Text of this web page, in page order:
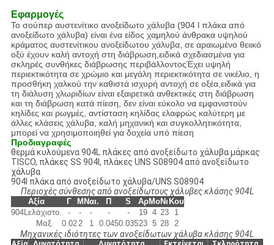
Εφαρμογές
Το σούπερ αυστενίτικο ανοξείδωτο χάλυβα (904 l πλάκα από
ανοξείδωτο χάλυβα) είναι ένα είδος χαμηλού άνθρακα υψηλού
κράματος αυστενίτικου ανοξείδωτου χάλυβα, σε αραιωμένο θειικό
οξύ έχουν καλή αντοχή στη διάβρωση,ειδικά σχεδιασμένα για
σκληρές συνθήκες διάβρωσης περιβάλλοντοςΈχει υψηλή
περιεκτικότητα σε χρώμιο και μεγάλη περιεκτικότητα σε νικέλιο, η
προσθήκη χαλκού την καθιστά ισχυρή αντοχή σε οξέα,ειδικά για
τη διάλυση χλωριδίων είναι εξαιρετικά ανθεκτικές στη διάβρωση
και τη διάβρωση κατά πίεση, δεν είναι εύκολο να εμφανιστούν
κηλίδες και ρωγμές, αντίσταση κηλίδας ελαφρώς καλύτερη με
άλλες κλάσεις χάλυβα, καλή μηχανική και συγκολλητικότητα,
μπορεί να χρησιμοποιηθεί για δοχεία υπό πίεση
Προδιαγραφές
θερμά κυλούμενα 904L πλάκες από ανοξείδωτο χάλυβα μάρκας
TISCO, πλάκες SS 904l, πλάκες UNS S08904 από ανοξείδωτο
χάλυβα
904l πλάκα από ανοξείδωτο χάλυβα/UNS S08904
Περιοχές σύνθεσης από ανοξείδωτους χάλυβες κλάσης 904L
Αξία Γ Μ Ναι. Π S ΑρΜoΝι Κου
904Lελάχιστο.
Μαξ.
-
0.02
-
2
-
1
-
0.045
-
0.035
19
23
4
5
23
28
1
2
Μηχανικές ιδιότητες των ανοξείδωτων χάλυβα κλάσης 904L